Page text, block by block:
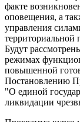
факте
оповещения, а
управления
Будут
режимах
повышенной
Постановлению
"О единой
ликвидации